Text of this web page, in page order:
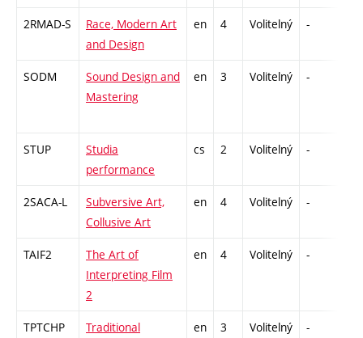
2RMAD-S
Race, Modern Art
and Design
en 4 Volitelný -
SODM
Sound Design and
Mastering
en 3 Volitelný -
STUP
Studia
performance
cs 2 Volitelný -
2SACA-L
Subversive Art,
Collusive Art
en 4 Volitelný -
TAIF2
The Art of
Interpreting Film
2
en 4 Volitelný -
TPTCHP
Traditional
en 3 Volitelný -